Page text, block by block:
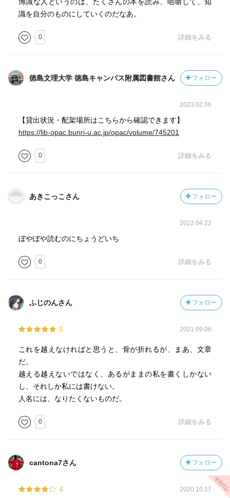
識を自分のものにしていくのだなあ。
0 詳細をみる
徳島文理大学 徳島キャンパス附属図書館さん フォロー
2023.02.06
【貸出状況・配架場所はこちらから確認できます】
https://lib-opac.bunri-u.ac.jp/opac/volume/745201
0 詳細をみる
あきこっこさん フォロー
2022.04.22
ぼやぼや読むのにちょうどいち
0 詳細をみる
ふじのんさん フォロー
5 2021.09.06
これを越えなければと思うと、骨が折れるが、まあ、文章
だ。
越える越えないではなく、あるがままの私を書くしかない
し、それしか私には書けない。
人名には、なりたくないものだ。
0 詳細をみる
cantona7さん フォロー
4 2020.10.17